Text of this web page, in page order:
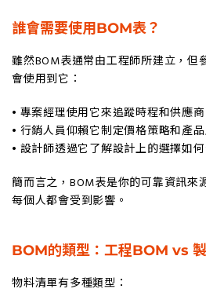
誰會需要使用BOM表？
雖然BOM表通常由工程師所建立，但
會使用到它：
• 專案經理使用它來追蹤時程和供應
• 行銷人員仰賴它制定價格策略和產
• 設計師透過它了解設計上的選擇如
簡而言之，BOM表是你的可靠資訊來
每個人都會受到影響。
BOM的類型：工程BOM vs
物料清單有多種類型：